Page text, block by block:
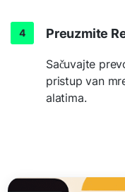
Preuzmite
Sačuvajte
pristup van
alatima.